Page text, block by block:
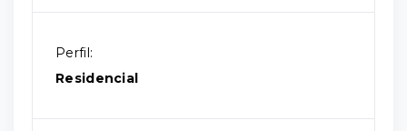
Perfil:
Residencial